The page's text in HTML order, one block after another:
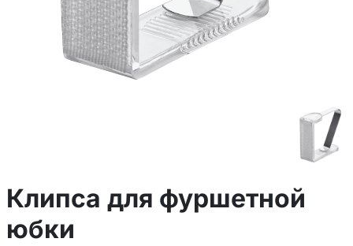
Клипса для фуршетной
юбки